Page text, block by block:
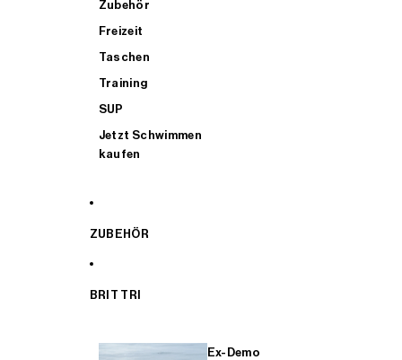
Zubehör
Freizeit
Taschen
Training
SUP
Jetzt Schwimmen
kaufen
ZUBEHÖR
BRIT TRI
Ex-Demo